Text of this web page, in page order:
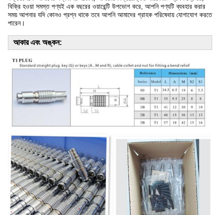
বিক্রি হওয়া সমস্ত পণ্যই এক বছরের ওয়ারেন্টি উপভোগ করে, আপনি পণ্যটি ব্যবহার করার
সময় আপনার যদি কোনও প্রশ্ন থাকে তবে আপনি আমাদের গ্রাহক পরিষেবায় যোগাযোগ করতে
পারেন।
আকার এবং অঙ্কন: